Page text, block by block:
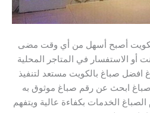
أصبح أسهل من أي وقت مضى
أو الاستفسار في المتاجر المحلية
افضل صباغ بالكويت مستعد لتنفيذ
صباغ ابحث عن رقم صباغ موثوق به
الخدمات بكفاءة عالية ويتفهم